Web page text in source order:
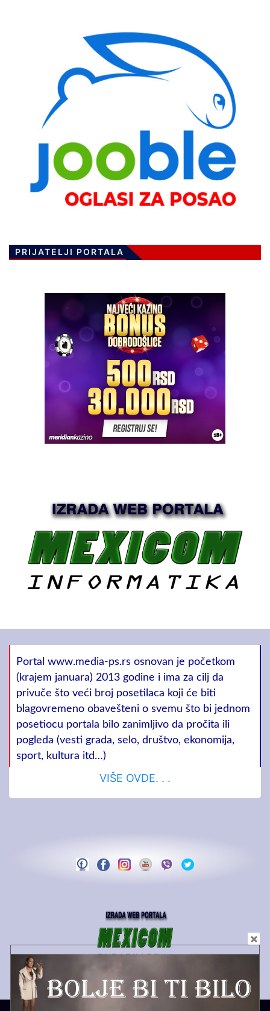
PRIJATELJI PORTALA
Portal www.media-ps.rs osnovan je početkom
(krajem januara) 2013 godine i ima za cilj da
privuče što veći broj posetilaca koji će biti
blagovremeno obavešteni o svemu što bi jednom
posetiocu portala bilo zanimljivo da pročita ili
pogleda (vesti grada, selo, društvo, ekonomija,
sport, kultura itd…)
VIŠE OVDE. . .